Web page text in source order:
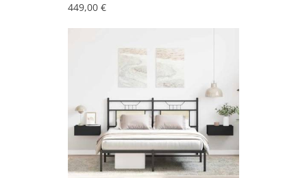
449,00 €